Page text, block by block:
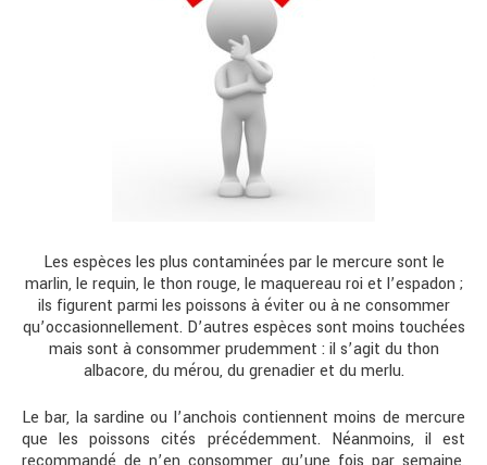
Les espèces les plus contaminées par le mercure sont le
marlin, le requin, le thon rouge, le maquereau roi et l’espadon ;
ils figurent parmi les poissons à éviter ou à ne consommer
qu’occasionnellement. D’autres espèces sont moins touchées
mais sont à consommer prudemment : il s’agit du thon
albacore, du mérou, du grenadier et du merlu.
Le bar, la sardine ou l’anchois contiennent moins de mercure
que les poissons cités précédemment. Néanmoins, il est